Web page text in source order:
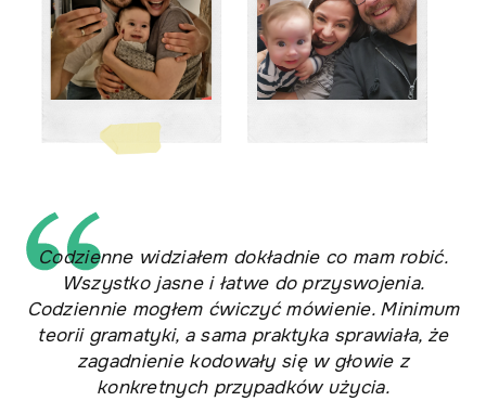
Codzienne widziałem dokładnie co mam robić.
Wszystko jasne i łatwe do przyswojenia.
Codziennie mogłem ćwiczyć mówienie. Minimum
teorii gramatyki, a sama praktyka sprawiała, że
zagadnienie kodowały się w głowie z
konkretnych przypadków użycia.